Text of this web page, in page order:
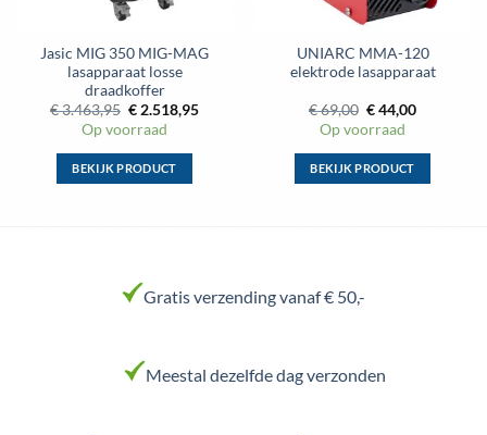
Jasic MIG 350 MIG-MAG
lasapparaat losse
draadkoffer
€3.463,95 Oorspronkelijke
was:
€ 3.463,95.
€ 2.518,95Huidige
Op voorraad
BEKIJK PRODUCT
UNIARC MMA-120
elektrode lasapparaat
€69,00 Oorspronkelijke
prijs
was:
€ 69,00.
€44,00Huidige
€ 44,00.
Op voorraad
BEKIJK PRODUCT
gekozen
Gratis verzending vanaf € 50,-
Meestal dezelfde dag verzonden